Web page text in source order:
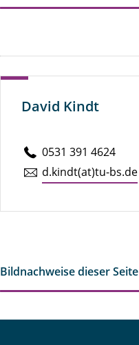
David Kindt
0531 391 4624
d.​kindt(at)tu-​bs.​de
Bildnachweise dieser Seite